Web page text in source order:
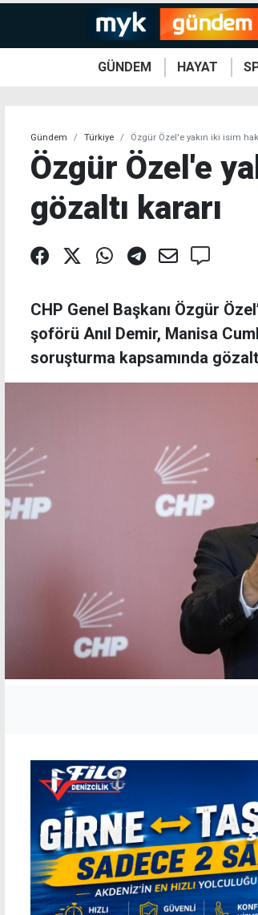
GÜNDEM HAYAT
Gündem Türkiye Özgür Özel'e yakın iki isim
Özgür Özel'e
gözaltı kararı
CHP Genel Başkanı Özgür
şoförü Anıl Demir, Manisa
soruşturma kapsamında